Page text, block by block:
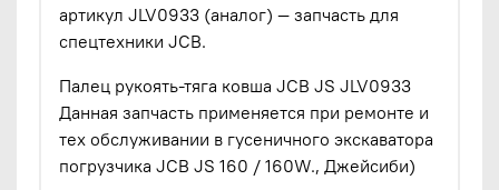
артикул JLV0933 (аналог) — запчасть для
спецтехники JCB.
Палец рукоять-тяга ковша JCB JS JLV0933
Данная запчасть применяется при ремонте и
тех обслуживании в гусеничного экскаватора
погрузчика JCB JS 160 / 160W., Джейсиби)